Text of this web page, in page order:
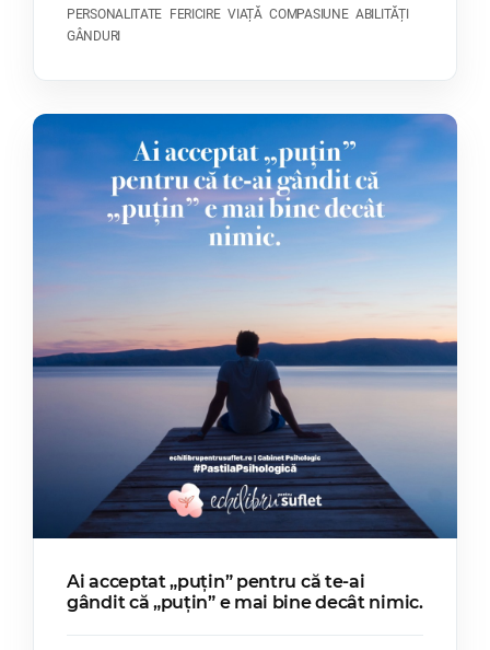
PERSONALITATE FERICIRE VIAȚĂ COMPASIUNE ABILITĂȚI
GÂNDURI
Ai acceptat „puțin” pentru că te-ai
gândit că „puțin” e mai bine decât nimic.